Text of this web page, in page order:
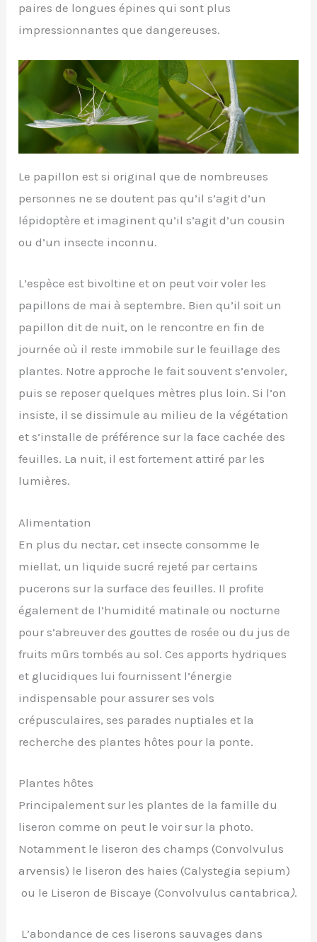
paires de longues épines qui sont plus
impressionnantes que dangereuses.
Le papillon est si original que de nombreuses
personnes ne se doutent pas qu’il s’agit d’un
lépidoptère et imaginent qu’il s’agit d’un cousin
ou d’un insecte inconnu.
L’espèce est bivoltine et on peut voir voler les
papillons de mai à septembre. Bien qu’il soit un
papillon dit de nuit, on le rencontre en fin de
journée où il reste immobile sur le feuillage des
plantes. Notre approche le fait souvent s’envoler,
puis se reposer quelques mètres plus loin. Si l’on
insiste, il se dissimule au milieu de la végétation
et s’installe de préférence sur la face cachée des
feuilles. La nuit, il est fortement attiré par les
lumières.
Alimentation
En plus du nectar, cet insecte consomme le
miellat, un liquide sucré rejeté par certains
pucerons sur la surface des feuilles. Il profite
également de l’humidité matinale ou nocturne
pour s’abreuver des gouttes de rosée ou du jus de
fruits mûrs tombés au sol. Ces apports hydriques
et glucidiques lui fournissent l’énergie
indispensable pour assurer ses vols
crépusculaires, ses parades nuptiales et la
recherche des plantes hôtes pour la ponte.
Plantes hôtes
Principalement sur les plantes de la famille du
liseron comme on peut le voir sur la photo.
Notamment le liseron des champs (Convolvulus
arvensis) le liseron des haies (Calystegia sepium)
ou le Liseron de Biscaye (Convolvulus cantabrica ).
L’abondance de ces liserons sauvages dans